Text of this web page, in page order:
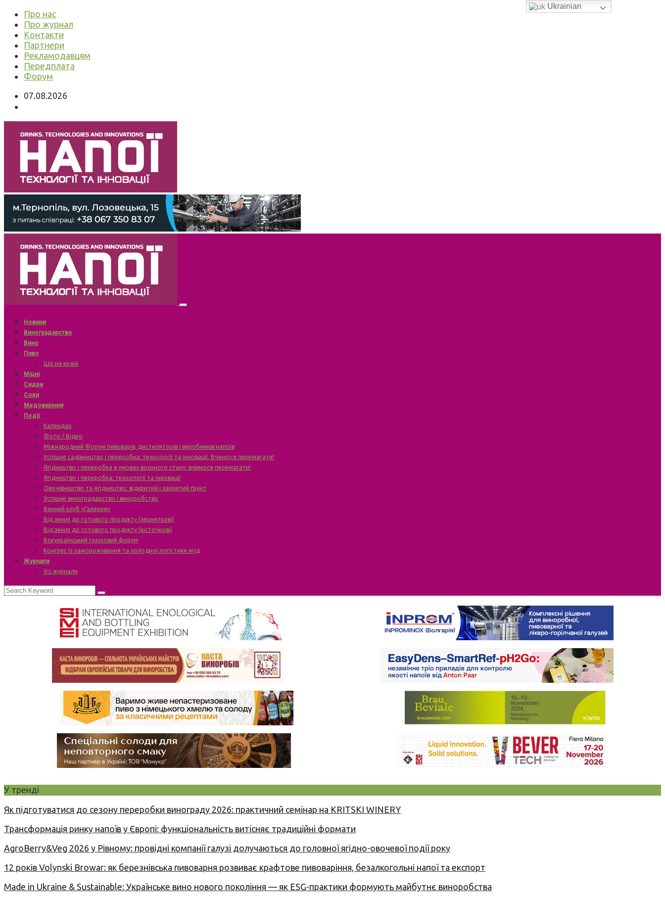
Про нас
Про журнал
Контакти
Партнери
Рекламодавцям
Передплата
Форум
07.08.2026
Новини
Виноградарство
Вино
Пиво
Що на крані
Міцні
Сидри
Соки
Медоваріння
Події
Календар
Фото / Відео
Міжнародний Форум пивоварів, дистиляторів і виробників напоїв
Успішне садівництво і переробка: технології та інновації. Вчимося перемагати!
Ягідництво і переробка в умовах воєнного стану: вчимося перемагати!
Ягідництво і переробка: технології та інновації
Овочівництво та ягідництво: відкритий і закритий ґрунт
Успішне виноградарство і виноробство
Винний клуб «Галерея»
Від землі до готового продукту (зерняткові)
Від землі до готового продукту (кісточкові)
Всеукраїнський горіховий форум
Конгрес із заморожування та холодної логістики ягід
Журнали
Усі журнали
У тренді
Як підготуватися до сезону переробки винограду 2026: практичний семінар на KRITSKI WINERY
Трансформація ринку напоїв у Європі: функціональність витісняє традиційні формати
AgroBerry&Veg 2026 у Рівному: провідні компанії галузі долучаються до головної ягідно-овочевої події року
12 років Volynski Browar: як березнівська пивоварня розвиває крафтове пивоваріння, безалкогольні напої та експорт
Made in Ukraine & Sustainable: Українське вино нового покоління — як ESG-практики формують майбутнє виноробства
Ukrainian